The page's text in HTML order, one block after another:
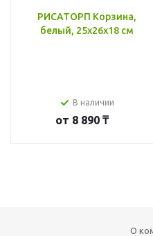
РИСАТОРП Корзина,
белый, 25x26x18 см
В наличии
от 8 890 ₸
О